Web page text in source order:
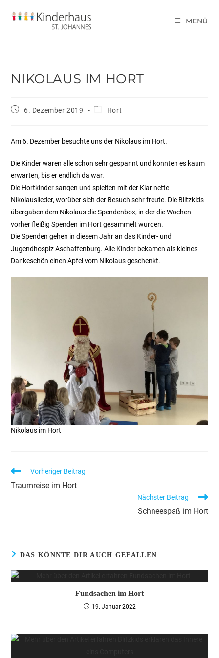
MENÜ
NIKOLAUS IM HORT
6. Dezember 2019 Hort
Am 6. Dezember besuchte uns der Nikolaus im Hort.
Die Kinder waren alle schon sehr gespannt und konnten es kaum
erwarten, bis er endlich da war.
Die Hortkinder sangen und spielten mit der Klarinette
Nikolauslieder, worüber sich der Besuch sehr freute. Die Blitzkids
übergaben dem Nikolaus die Spendenbox, in der die Wochen
vorher fleißig Spenden im Hort gesammelt wurden.
Die Spenden gehen in diesem Jahr an das Kinder- und
Jugendhospiz Aschaffenburg. Alle Kinder bekamen als kleines
Dankeschön einen Apfel vom Nikolaus geschenkt.
Nikolaus im Hort
Vorheriger Beitrag
Traumreise im Hort
Nächster Beitrag
Schneespaß im Hort
DAS KÖNNTE DIR AUCH GEFALLEN
Fundsachen im Hort
19. Januar 2022